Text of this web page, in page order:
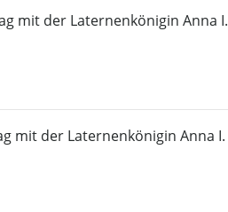
mit der Laternenkönigin Anna I.
mit der Laternenkönigin Anna I.